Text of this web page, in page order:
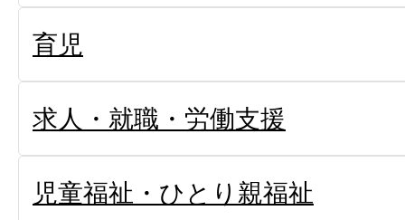
育児
求人・就職・労働支援
児童福祉・ひとり親福祉